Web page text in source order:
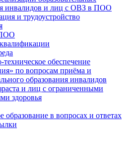
инвалидов и лиц с ОВЗ в ПОО
и трудоустройство
обеспечение
по вопросам приёма и
образования инвалидов
и лиц с ограниченными
здоровья
в вопросах и ответах